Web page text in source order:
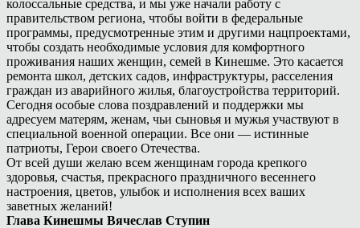
колоссальные средства, и мы уже начали работу с
правительством региона, чтобы войти в федеральные
программы, предусмотренные этим и другими нацпроектами,
чтобы создать необходимые условия для комфортного
проживания наших женщин, семей в Кинешме. Это касается
ремонта школ, детских садов, инфраструктуры, расселения
граждан из аварийного жилья, благоустройства территорий.
Сегодня особые слова поздравлений и поддержки мы
адресуем матерям, женам, чьи сыновья и мужья участвуют в
специальной военной операции. Все они — истинные
патриоты, Герои своего Отечества.
От всей души желаю всем женщинам города крепкого
здоровья, счастья, прекрасного праздничного весеннего
настроения, цветов, улыбок и исполнения всех ваших
заветных желаний!
Глава Кинешмы Вячеслав Ступин